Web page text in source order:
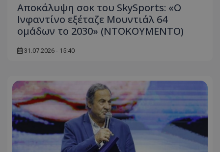
Αποκάλυψη σοκ του SkySports: «O
Ινφαντίνο εξέταζε Μουντιάλ 64
ομάδων το 2030» (ΝΤΟΚΟΥΜΕΝΤΟ)
31.07.2026 - 15:40